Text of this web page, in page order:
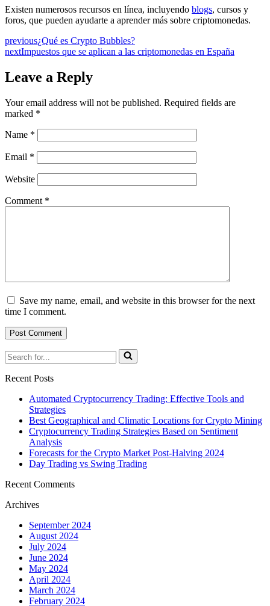
Existen numerosos recursos en línea, incluyendo blogs, cursos y
foros, que pueden ayudarte a aprender más sobre criptomonedas.
previous¿Qué es Crypto Bubbles?
nextImpuestos que se aplican a las criptomonedas en España
Leave a Reply
Your email address will not be published. Required fields are
marked *
Name *
Email *
Website
Comment *
Save my name, email, and website in this browser for the next
time I comment.
Recent Posts
Automated Cryptocurrency Trading: Effective Tools and
Strategies
Best Geographical and Climatic Locations for Crypto Mining
Cryptocurrency Trading Strategies Based on Sentiment
Analysis
Forecasts for the Crypto Market Post-Halving 2024
Day Trading vs Swing Trading
Recent Comments
Archives
September 2024
August 2024
July 2024
June 2024
May 2024
April 2024
March 2024
February 2024